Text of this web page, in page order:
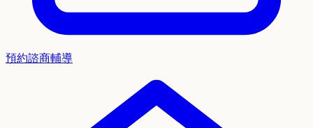
預約諮商輔導